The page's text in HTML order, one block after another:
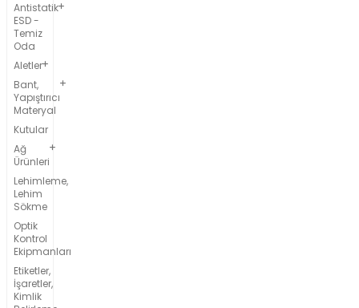
Antistatik
ESD -
Temiz
Oda
Aletler
Bant,
Yapıştırıcı
Materyal
Kutular
Ağ
Ürünleri
Lehimleme,
Lehim
Sökme
Optik
Kontrol
Ekipmanları
Etiketler,
İşaretler,
Kimlik